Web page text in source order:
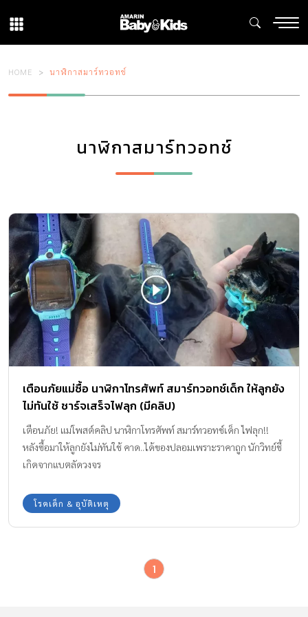
HOME นาฬิกาสมาร์ทวอทช์
นาฬิกาสมาร์ทวอทช์
เตือนภัยแม่ซื้อ นาฬิกาโทรศัพท์ สมาร์ทวอทช์เด็ก ให้ลูกยัง
ไม่ทันใช้ ชาร์จเสร็จไฟลุก (มีคลิป)
เตือนภัย! แม่โพสต์คลิป นาฬิกาโทรศัพท์ สมาร์ทวอทช์เด็ก ไฟลุก!!
หลังซื้อมาให้ลูกยังไม่ทันใช้ คาด..ได้ของปลอมเพราะราคาถูก นักวิทย์ชี้
เกิดจากแบตลัดวงจร
โรคเด็ก & อุบัติเหตุ
1